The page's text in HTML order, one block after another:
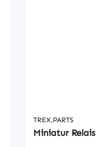
TREX.PARTS
Miniatur Relais